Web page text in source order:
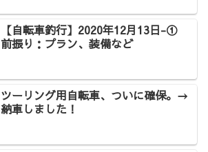
【自転車釣行】2020年12月13日-①
前振り：プラン、装備など
ツーリング用自転車、ついに確保。→
納車しました！